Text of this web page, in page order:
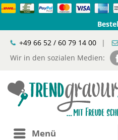
+49 66 52 / 60 79 14 00
|
Wir in den sozialen Medien:
Menü